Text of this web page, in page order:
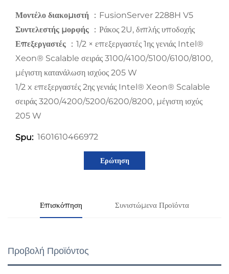
Μοντέλο διακομιστή
：FusionServer 2288H V5
Συντελεστής μορφής ：Ράκος 2U, διπλής υποδοχής
Επεξεργαστές ：1/2 × επεξεργαστές 1ης γενιάς Intel®
Xeon® Scalable σειράς 3100/4100/5100/6100/8100,
μέγιστη κατανάλωση ισχύος 205 W
1/2 x επεξεργαστές 2ης γενιάς Intel® Xeon® Scalable
σειράς 3200/4200/5200/6200/8200, μέγιστη ισχύς
205 W
Spu: 1601610466972
Ερώτηση
Επισκόπηση Συνιστώμενα Προϊόντα
Προβολή Προϊόντος